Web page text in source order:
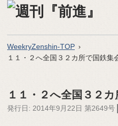
WeekryZenshin-TOP
１１・２へ全国３２カ所で国鉄集
１１・２へ全国３２
発行日: 2014年9月22日 第2649号